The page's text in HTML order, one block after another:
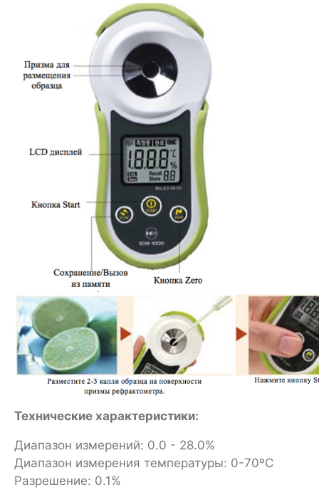
Технические характеристики:
Диапазон измерений: 0.0 - 28.0%
Диапазон измерения температуры: 0-70ºC
Разрешение: 0.1%